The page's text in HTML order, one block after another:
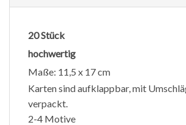
20 Stück
hochwertig
Maße: 11,5 x 17 cm
Karten sind aufklappbar, mit
verpackt.
2-4 Motive